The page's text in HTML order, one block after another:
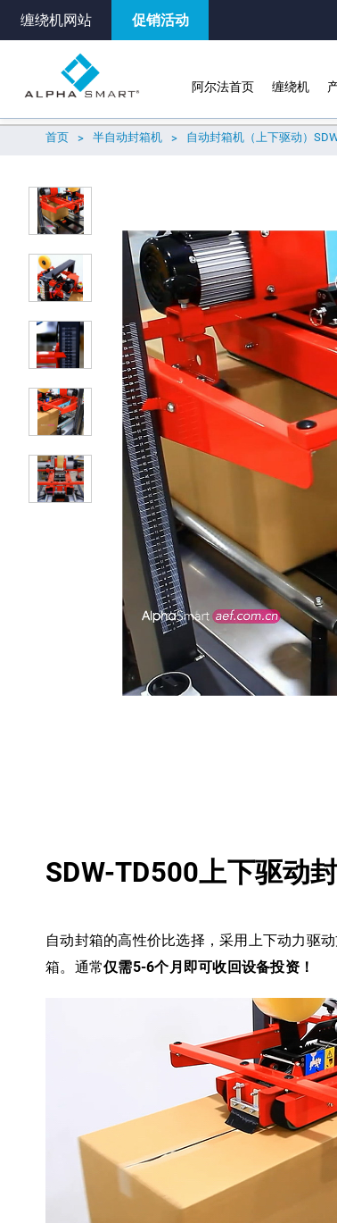
缠绕机网站 促销活动
阿尔法首页 缠绕机
首页 半自动封箱机 自动封箱机（上下驱动）
关于 技术规格 选购 周
SDW-TD500上下驱动
自动封箱的高性价比选择，采用上下动力驱
箱。通常仅需5-6个月即可收回设备投资！